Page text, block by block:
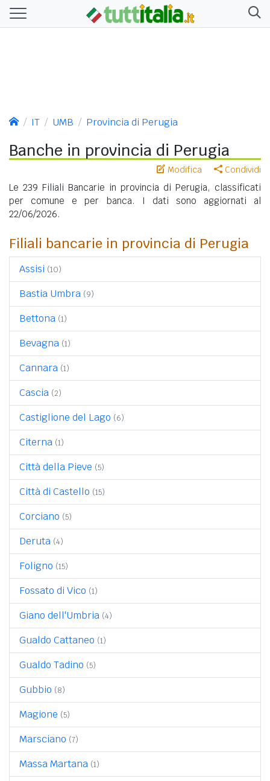
IT UMB Provincia di Perugia
Banche in provincia di Perugia
Modifica Condividi
Le 239 Filiali Bancarie in provincia di Perugia, classificati
per comune e per banca. I dati sono aggiornati al
22/06/2026.
Filiali bancarie in provincia di Perugia
Assisi (10)
Bastia Umbra (9)
Bettona (1)
Bevagna (1)
Cannara (1)
Cascia (2)
Castiglione del Lago (6)
Citerna (1)
Città della Pieve (5)
Città di Castello (15)
Corciano (5)
Deruta (4)
Foligno (15)
Fossato di Vico (1)
Giano dell'Umbria (4)
Gualdo Cattaneo (1)
Gualdo Tadino (5)
Gubbio (8)
Magione (5)
Marsciano (7)
Massa Martana (1)